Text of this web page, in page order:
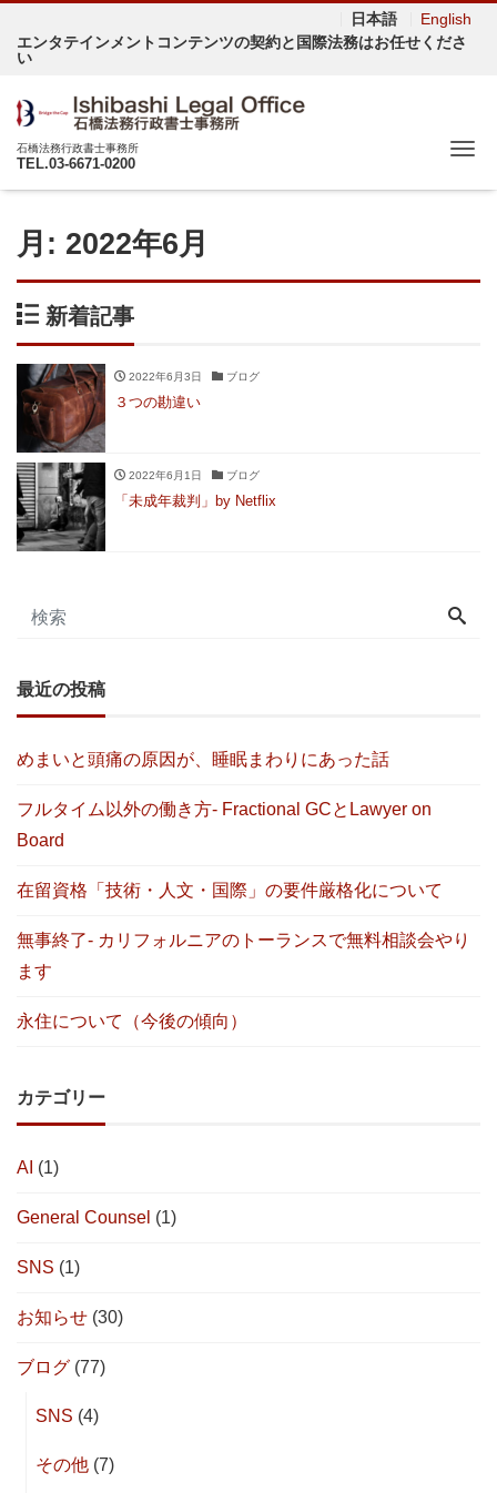
日本語
English
エンタテインメントコンテンツの契約と国際法務はお任せくださ
い
石橋法務行政書士事務所
TEL.03-6671-0200
月: 2022年6月
新着記事
2022年6月3日 ブログ
３つの勘違い
2022年6月1日 ブログ
「未成年裁判」by Netflix
最近の投稿
めまいと頭痛の原因が、睡眠まわりにあった話
フルタイム以外の働き方- Fractional GCとLawyer on
Board
在留資格「技術・人文・国際」の要件厳格化について
無事終了- カリフォルニアのトーランスで無料相談会やり
ます
永住について（今後の傾向）
カテゴリー
AI (1)
General Counsel (1)
SNS (1)
お知らせ (30)
ブログ (77)
SNS (4)
その他 (7)